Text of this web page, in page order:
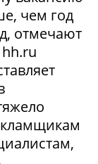
чем год
отмечают